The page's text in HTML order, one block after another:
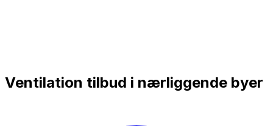
Ventilation tilbud i nærliggende byer